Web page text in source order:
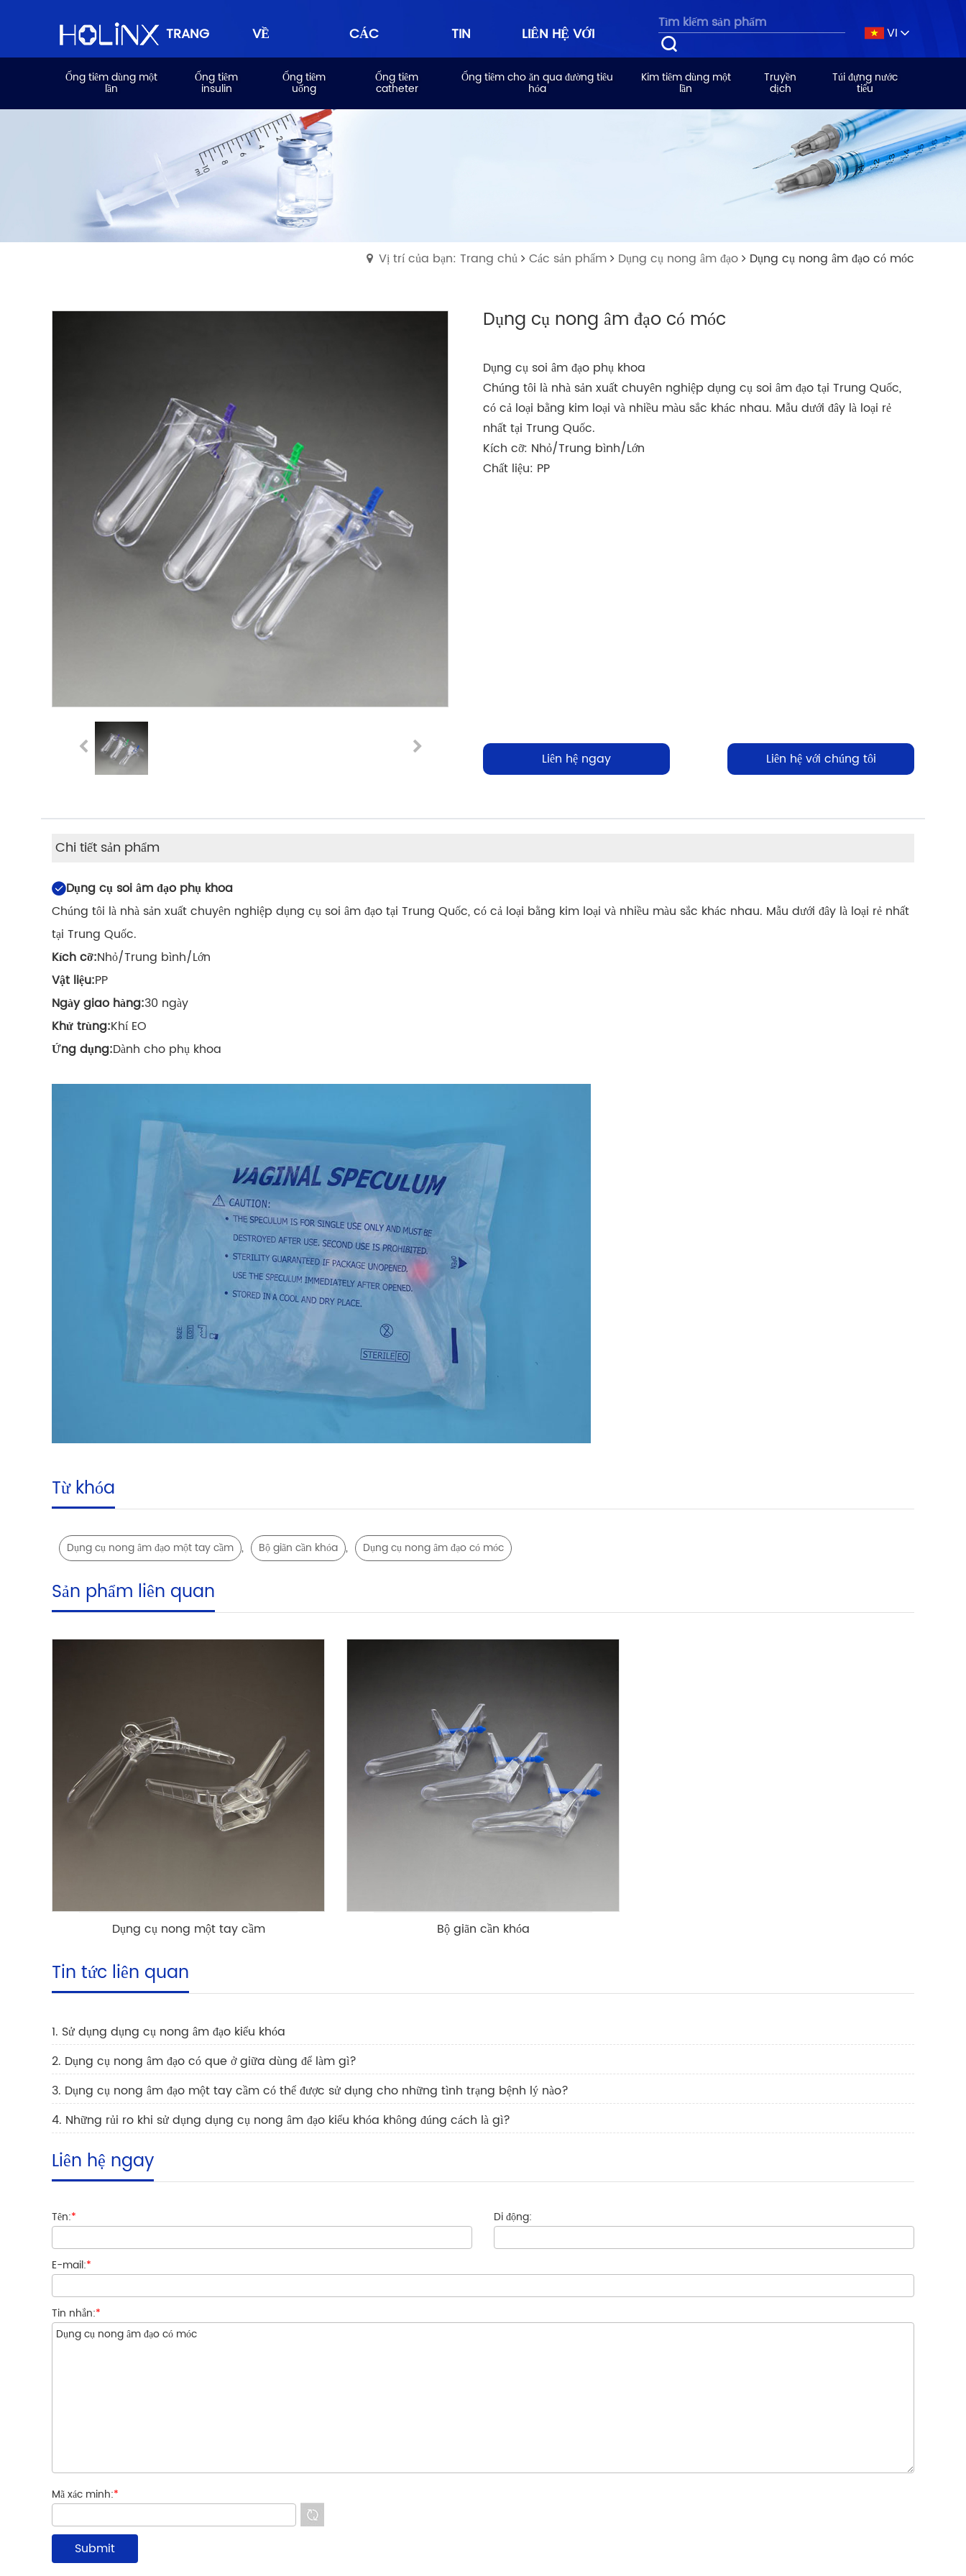
TRANG VỀ CÁC TIN LIÊN HỆ VỚI VI
Ống tiêm dùng một
lần
Ống tiêm
insulin
Ống tiêm
uống
Ống tiêm
catheter
Ống tiêm cho ăn qua đường tiêu
hóa
Kim tiêm dùng một
lần
Truyền
dịch
Túi đựng nước
tiểu
Vị trí của bạn: Trang chủ Các sản phẩm Dụng cụ nong âm đạo Dụng cụ nong âm đạo có móc
Dụng cụ nong âm đạo có móc
Dụng cụ soi âm đạo phụ khoa
Chúng tôi là nhà sản xuất chuyên nghiệp dụng cụ soi âm đạo tại Trung Quốc,
có cả loại bằng kim loại và nhiều màu sắc khác nhau. Mẫu dưới đây là loại rẻ
nhất tại Trung Quốc.
Kích cỡ: Nhỏ/Trung bình/Lớn
Chất liệu: PP
Liên hệ ngay Liên hệ với chúng tôi
Chi tiết sản phẩm
Dụng cụ soi âm đạo phụ khoa
Chúng tôi là nhà sản xuất chuyên nghiệp dụng cụ soi âm đạo tại Trung Quốc, có cả loại bằng kim loại và nhiều màu sắc khác nhau. Mẫu dưới đây là loại rẻ nhất
tại Trung Quốc.
Kích cỡ:Nhỏ/Trung bình/Lớn
Vật liệu:PP
Ngày giao hàng:30 ngày
Khử trùng:Khí EO
Ứng dụng:Dành cho phụ khoa
Từ khóa
Dụng cụ nong âm đạo một tay cầm , Bộ giãn cần khóa , Dụng cụ nong âm đạo có móc
Sản phẩm liên quan
Dụng cụ nong một tay cầm Bộ giãn cần khóa
Tin tức liên quan
1. Sử dụng dụng cụ nong âm đạo kiểu khóa
2. Dụng cụ nong âm đạo có que ở giữa dùng để làm gì?
3. Dụng cụ nong âm đạo một tay cầm có thể được sử dụng cho những tình trạng bệnh lý nào?
4. Những rủi ro khi sử dụng dụng cụ nong âm đạo kiểu khóa không đúng cách là gì?
Liên hệ ngay
Tên:* Di động:
E-mail:*
Tin nhắn:*
Mã xác minh:*